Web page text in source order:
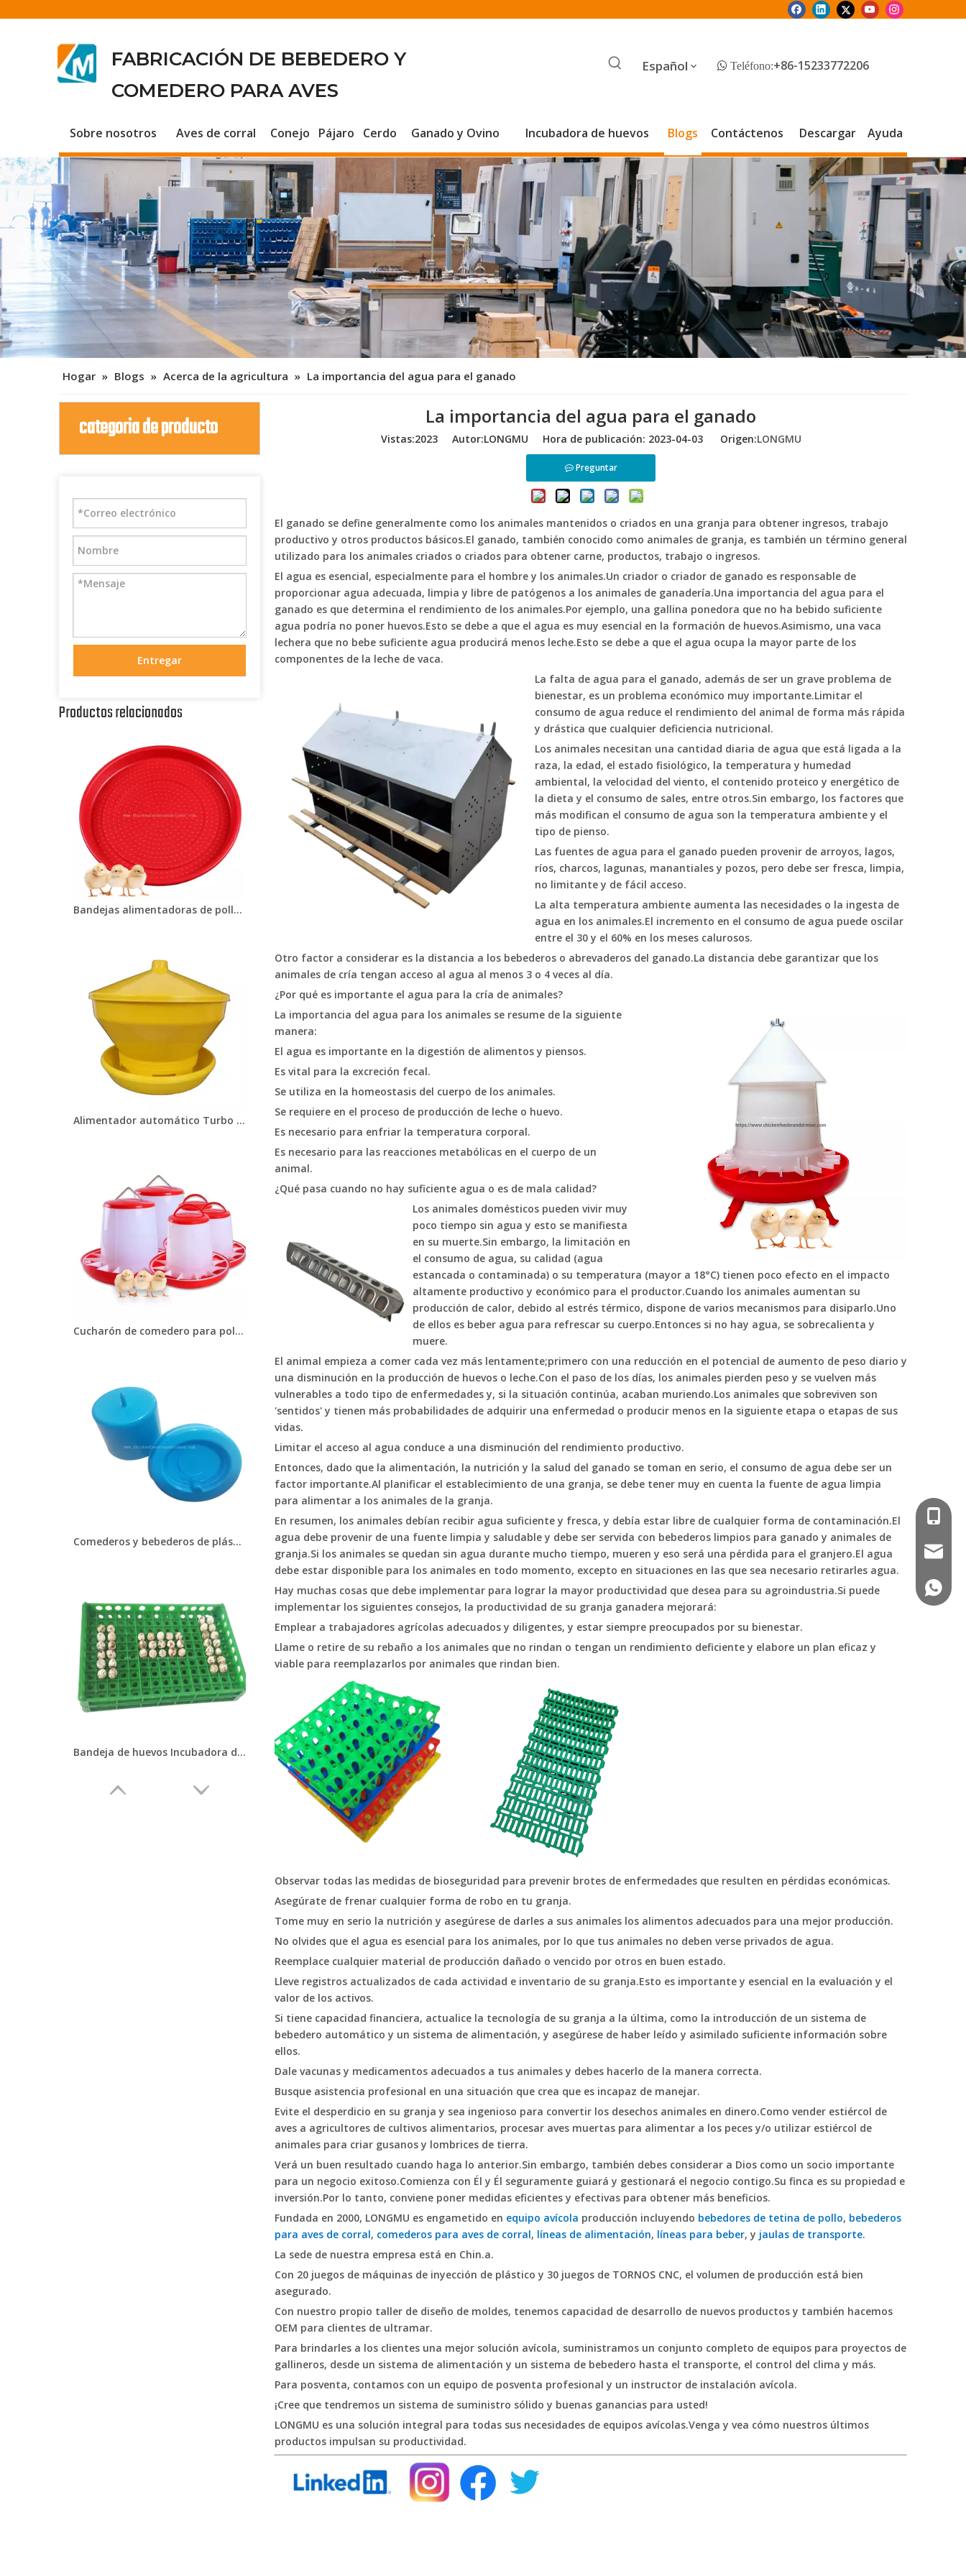
FABRICACIÓN DE BEBEDERO Y
COMEDERO PARA AVES
Español  Teléfono:+86-15233772206
Sobre nosotros Aves de corral Conejo Pájaro Cerdo Ganado y Ovino Incubadora de huevos Blogs Contáctenos Descargar Ayuda
Hogar » Blogs » Acerca de la agricultura » La importancia del agua para el ganado
categoria de producto
Entregar
Productos relacionados
Bandejas alimentadoras de pollos para bebés, granja avícola, alimentador de pollos de plástico PP, bandeja redonda para comida de pollitos, plato de alimentación LM-81
Alimentador automático Turbo para pollitos, comederos para pollos de 6kg, cubo de alimentación de plástico para aves de corral, LM-109 para gallinero
Cucharón de comedero para pollos para línea de comederos para granjas de pollos
Comederos y bebederos de plástico para palomas, bebedero para pollitos y codornices, cuenco para aves de corral, pájaros enjaulados, LMQ-1 y LMQ-2
Bandeja de huevos Incubadora de plástico/bandeja de incubadora de huevos de plástico para pollo, ganso, pato/máquina de fabricación de bandejas de huevos LMQ-3
La importancia del agua para el ganado
Vistas:2023Autor:LONGMU Hora de publicación: 2023-04-03 Origen:LONGMU
Preguntar
El ganado se define generalmente como los animales mantenidos o criados en una granja para obtener ingresos, trabajo
productivo y otros productos básicos.El ganado, también conocido como animales de granja, es también un término general
utilizado para los animales criados o criados para obtener carne, productos, trabajo o ingresos.
El agua es esencial, especialmente para el hombre y los animales.Un criador o criador de ganado es responsable de
proporcionar agua adecuada, limpia y libre de patógenos a los animales de ganadería.Una importancia del agua para el
ganado es que determina el rendimiento de los animales.Por ejemplo, una gallina ponedora que no ha bebido suficiente
agua podría no poner huevos.Esto se debe a que el agua es muy esencial en la formación de huevos.Asimismo, una vaca
lechera que no bebe suficiente agua producirá menos leche.Esto se debe a que el agua ocupa la mayor parte de los
componentes de la leche de vaca.
La falta de agua para el ganado, además de ser un grave problema de
bienestar, es un problema económico muy importante.Limitar el
consumo de agua reduce el rendimiento del animal de forma más rápida
y drástica que cualquier deficiencia nutricional.
Los animales necesitan una cantidad diaria de agua que está ligada a la
raza, la edad, el estado fisiológico, la temperatura y humedad
ambiental, la velocidad del viento, el contenido proteico y energético de
la dieta y el consumo de sales, entre otros.Sin embargo, los factores que
más modifican el consumo de agua son la temperatura ambiente y el
tipo de pienso.
Las fuentes de agua para el ganado pueden provenir de arroyos, lagos,
ríos, charcos, lagunas, manantiales y pozos, pero debe ser fresca, limpia,
no limitante y de fácil acceso.
La alta temperatura ambiente aumenta las necesidades o la ingesta de
agua en los animales.El incremento en el consumo de agua puede oscilar
entre el 30 y el 60% en los meses calurosos.
Otro factor a considerar es la distancia a los bebederos o abrevaderos del ganado.La distancia debe garantizar que los
animales de cría tengan acceso al agua al menos 3 o 4 veces al día.
¿Por qué es importante el agua para la cría de animales?
La importancia del agua para los animales se resume de la siguiente
manera:
El agua es importante en la digestión de alimentos y piensos.
Es vital para la excreción fecal.
Se utiliza en la homeostasis del cuerpo de los animales.
Se requiere en el proceso de producción de leche o huevo.
Es necesario para enfriar la temperatura corporal.
Es necesario para las reacciones metabólicas en el cuerpo de un
animal.
¿Qué pasa cuando no hay suficiente agua o es de mala calidad?
Los animales domésticos pueden vivir muy
poco tiempo sin agua y esto se manifiesta
en su muerte.Sin embargo, la limitación en
el consumo de agua, su calidad (agua
estancada o contaminada) o su temperatura (mayor a 18°C) tienen poco efecto en el impacto
altamente productivo y económico para el productor.Cuando los animales aumentan su
producción de calor, debido al estrés térmico, dispone de varios mecanismos para disiparlo.Uno
de ellos es beber agua para refrescar su cuerpo.Entonces si no hay agua, se sobrecalienta y
muere.
El animal empieza a comer cada vez más lentamente;primero con una reducción en el potencial de aumento de peso diario y
una disminución en la producción de huevos o leche.Con el paso de los días, los animales pierden peso y se vuelven más
vulnerables a todo tipo de enfermedades y, si la situación continúa, acaban muriendo.Los animales que sobreviven son
'sentidos' y tienen más probabilidades de adquirir una enfermedad o producir menos en la siguiente etapa o etapas de sus
vidas.
Limitar el acceso al agua conduce a una disminución del rendimiento productivo.
Entonces, dado que la alimentación, la nutrición y la salud del ganado se toman en serio, el consumo de agua debe ser un
factor importante.Al planificar el establecimiento de una granja, se debe tener muy en cuenta la fuente de agua limpia
para alimentar a los animales de la granja.
En resumen, los animales debían recibir agua suficiente y fresca, y debía estar libre de cualquier forma de contaminación.El
agua debe provenir de una fuente limpia y saludable y debe ser servida con bebederos limpios para ganado y animales de
granja.Si los animales se quedan sin agua durante mucho tiempo, mueren y eso será una pérdida para el granjero.El agua
debe estar disponible para los animales en todo momento, excepto en situaciones en las que sea necesario retirarles agua.
Hay muchas cosas que debe implementar para lograr la mayor productividad que desea para su agroindustria.Si puede
implementar los siguientes consejos, la productividad de su granja ganadera mejorará:
Emplear a trabajadores agrícolas adecuados y diligentes, y estar siempre preocupados por su bienestar.
Llame o retire de su rebaño a los animales que no rindan o tengan un rendimiento deficiente y elabore un plan eficaz y
viable para reemplazarlos por animales que rindan bien.
Observar todas las medidas de bioseguridad para prevenir brotes de enfermedades que resulten en pérdidas económicas.
Asegúrate de frenar cualquier forma de robo en tu granja.
Tome muy en serio la nutrición y asegúrese de darles a sus animales los alimentos adecuados para una mejor producción.
No olvides que el agua es esencial para los animales, por lo que tus animales no deben verse privados de agua.
Reemplace cualquier material de producción dañado o vencido por otros en buen estado.
Lleve registros actualizados de cada actividad e inventario de su granja.Esto es importante y esencial en la evaluación y el
valor de los activos.
Si tiene capacidad financiera, actualice la tecnología de su granja a la última, como la introducción de un sistema de
bebedero automático y un sistema de alimentación, y asegúrese de haber leído y asimilado suficiente información sobre
ellos.
Dale vacunas y medicamentos adecuados a tus animales y debes hacerlo de la manera correcta.
Busque asistencia profesional en una situación que crea que es incapaz de manejar.
Evite el desperdicio en su granja y sea ingenioso para convertir los desechos animales en dinero.Como vender estiércol de
aves a agricultores de cultivos alimentarios, procesar aves muertas para alimentar a los peces y/o utilizar estiércol de
animales para criar gusanos y lombrices de tierra.
Verá un buen resultado cuando haga lo anterior.Sin embargo, también debes considerar a Dios como un socio importante
para un negocio exitoso.Comienza con Él y Él seguramente guiará y gestionará el negocio contigo.Su finca es su propiedad e
inversión.Por lo tanto, conviene poner medidas eficientes y efectivas para obtener más beneficios.
Fundada en 2000, LONGMU es engametido en equipo avícola producción incluyendo bebedores de tetina de pollo, bebederos
para aves de corral, comederos para aves de corral, líneas de alimentación, líneas para beber, y jaulas de transporte.
La sede de nuestra empresa está en Chin.a.
Con 20 juegos de máquinas de inyección de plástico y 30 juegos de TORNOS CNC, el volumen de producción está bien
asegurado.
Con nuestro propio taller de diseño de moldes, tenemos capacidad de desarrollo de nuevos productos y también hacemos
OEM para clientes de ultramar.
Para brindarles a los clientes una mejor solución avícola, suministramos un conjunto completo de equipos para proyectos de
gallineros, desde un sistema de alimentación y un sistema de bebedero hasta el transporte, el control del clima y más.
Para posventa, contamos con un equipo de posventa profesional y un instructor de instalación avícola.
¡Cree que tendremos un sistema de suministro sólido y buenas ganancias para usted!
LONGMU es una solución integral para todas sus necesidades de equipos avícolas.Venga y vea cómo nuestros últimos
productos impulsan su productividad.
+86